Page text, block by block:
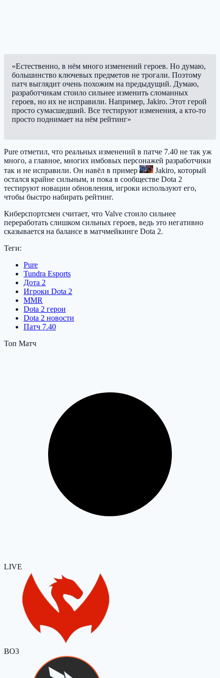
«Естественно, в нём много изменений героев. Но думаю,
большинство ключевых предметов не трогали. Поэтому
патч выглядит очень похожим на предыдущий. Думаю,
разработчикам стоило сильнее изменить сломанных
героев, но их не исправили. Например, Jakiro. Этот герой
просто сумасшедший. Все тестируют изменения, а кто-то
просто поднимает на нём рейтинг»
Pure отметил, что реальных изменений в патче 7.40 не так уж
много, а главное, многих имбовых персонажей разработчики
так и не исправили. Он навёл в пример
Jakiro, который
остался крайне сильным, и пока в сообществе Dota 2
тестируют новации обновления, игроки используют его,
чтобы быстро набирать рейтинг.
Киберспортсмен считает, что Valve стоило сильнее
переработать слишком сильных героев, ведь это негативно
сказывается на балансе в матчмейкинге Dota 2.
Теги:
Pure
Tundra Esports
Дота 2
Игроки Dota 2
MMR
Dota 2 герои
Dota 2 новости
Патч 7.40
Топ Матч
LIVE
BO3